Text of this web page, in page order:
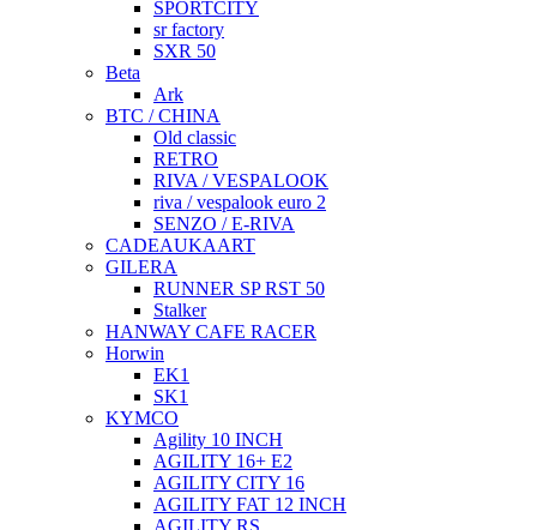
SPORTCITY
sr factory
SXR 50
Beta
Ark
BTC / CHINA
Old classic
RETRO
RIVA / VESPALOOK
riva / vespalook euro 2
SENZO / E-RIVA
CADEAUKAART
GILERA
RUNNER SP RST 50
Stalker
HANWAY CAFE RACER
Horwin
EK1
SK1
KYMCO
Agility 10 INCH
AGILITY 16+ E2
AGILITY CITY 16
AGILITY FAT 12 INCH